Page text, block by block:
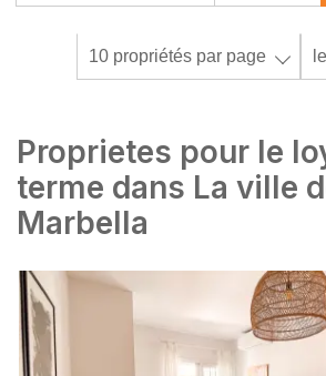
10 propriétés par page
Proprietes pour le
terme dans La ville
Marbella